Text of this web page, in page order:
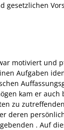
gesetzlichen
motiviert und
Aufgaben
kam er auch
zu zutreffenden
deren
. Auf